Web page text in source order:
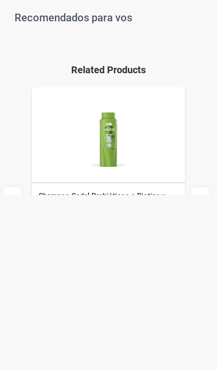
Recomendados para vos
Related Products
Shampoo Sedal Prebióticos + Biotina x